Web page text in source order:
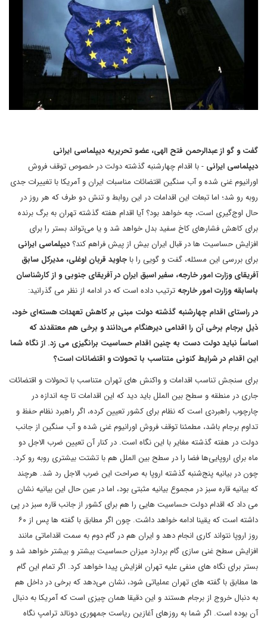
گفت و گو از عبدالرحمن فتح الهی، عضو تحریریه دیپلماسی ایرانی
دیپلماسی ایرانی - با اقدام چهارشنبه گذشته دولت در خصوص توقف فروش
اورانیوم غنی شده و آب سنگین اقتضائات مناسبات ایران و آمریکا با تغییرات جدی
روبه رو شد؛ اما تبعات این اقدامات در این روابط و تنش دو طرف که هر روز در
حال اوج‌گیری است، چه خواهد بود؟ آیا اقدام هفته گذشته تهران به برگ برنده
برای کاهش فشارهای کاخ سفید بدل خواهد شد و یا می‌تواند بستر را برای
افزایش حساسیت ها در قبال ایران بیش از پیش فراهم کند؟ دیپلماسی ایرانی
برای بررسی این مسئله، گفت و گویی را باجاوید قربان اوغلی، مدیرکل سابق
آفریقای وزارت امور خارجه، سفیر اسبق ایران در آفریقای جنوبی و از کارشناسان
باسابقه وزارت امور خارجه ترتیب داده است که در ادامه از نظر می گذرانید:
در راستای اقدام چهارشنبه گذشته دولت مبنی بر کاهش تعهدات هسته‌ای خود،
ذیل برجام برخی آن را اقدامی دیرهنگام می‌دانند و برخی هم معتقدند که
اساساً نباید دولت دست به چنین اقدام حساسیت برانگیزی می زد. از نگاه شما
این اقدام در شرایط کنونی متناسب با تحولات و اقتضائات است؟
برای سنجش تناسب اقدامات و واکنش های تهران متناسب با تحولات و اقتضائات
جاری در منطقه و سطح بین الملل باید دید که این اقدامات تا چه اندازه در
چارچوب راهبردی است که نظام برای کشور تعیین کرده، اگر راهبرد نظام حفظ و
تداوم برجام باشد، مطمئنا توقف فروش اورانیوم غنی شده و آب سنگین از جانب
دولت در هفته گذشته مغایر با این نگاه است. در کنار آن تعیین ضرب الاجل دو
ماه برای اروپایی‌ها فضا را در سطح بین الملل هم با تشتت بیشتری روبه رو کرد.
چون در بیانیه پنج‌شنبه گذشته اروپا به صراحت این ضرب الاجل رد شد. هرچند
که بیانیه قاره سبز در مجموع بیانیه مثبتی بود، اما در عین حال این بیانیه نشان
می داد که اقدام دولت حساسیت هایی را هم برای کشور از جانب قاره سبز در پی
داشته است که یقینا ادامه خواهد داشت. چون اگر مطابق با گفته ها پس از ۶۰
روز اروپا نتواند کاری انجام دهد و ایران هم در گام دوم به سمت اقداماتی مانند
افزایش سطح غنی سازی گام بردارد میزان حساسیت بیشتر و بیشتر خواهد شد و
بستر برای نگاه های منفی علیه تهران افزایش پیدا خواهد کرد. اگر تمام این گام
ها مطابق با گفته های تهران عملیاتی شود، نشان می‌دهد که برخی در داخل هم
به دنبال خروج از برجام هستند و این دقیقا همان چیزی است که آمریکا به دنبال
آن بوده است. اگر شما به روزهای آغازین ریاست جمهوری دونالد ‌ترامپ نگاه